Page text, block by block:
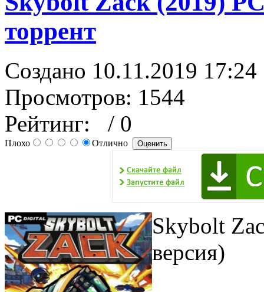
торрент
Создано 10.11.2019 17:24
Просмотров: 1544
Рейтинг:
/ 0
Плохо Отлично
Skybolt
версия)